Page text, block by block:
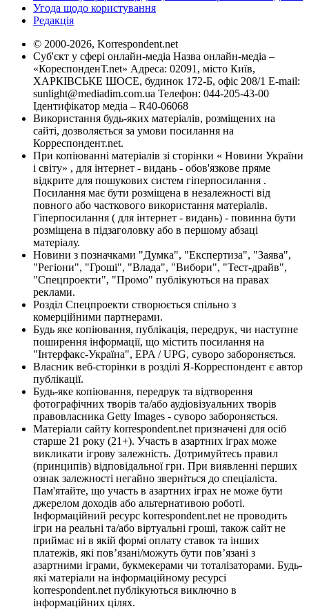
Угода щодо користування
Редакція
© 2000-2026, Korrespondent.net
Суб'єкт у сфері онлайн-медіа Назва онлайн-медіа –
«КореспонденТ.net» Адреса: 02091, місто Київ,
ХАРКІВСЬКЕ ШОСЕ, будинок 172-Б, офіс 208/1 E-mail:
sunlight@mediadim.com.ua Телефон: 044-205-43-00
Ідентифікатор медіа – R40-06068
Використання будь-яких матеріалів, розміщених на
сайті, дозволяється за умови посилання на
Корреспондент.net.
При копіюванні матеріалів зі сторінки « Новини України
і світу» , для інтернет - видань - обов'язкове пряме
відкрите для пошукових систем гіперпосилання .
Посилання має бути розміщена в незалежності від
повного або часткового використання матеріалів.
Гіперпосилання ( для інтернет - видань) - повинна бути
розміщена в підзаголовку або в першому абзаці
матеріалу.
Новини з позначками "Думка", "Експертиза", "Заява",
"Регіони", "Гроші", "Влада", "Вибори", "Тест-драйв",
"Спецпроекти", "Промо" публікуються на правах
реклами.
Розділ Спецпроекти створюється спільно з
комерційними партнерами.
Будь яке копіювання, публікація, передрук, чи наступне
поширення інформації, що містить посилання на
"Інтерфакс-Україна", EPA / UPG, суворо забороняється.
Власник веб-сторінки в розділі Я-Корреспондент є автор
публікації.
Будь-яке копіювання, передрук та відтворення
фотографічних творів та/або аудіовізуальних творів
правовласника Getty Images - суворо забороняється.
Матеріали сайту korrespondent.net призначені для осіб
старше 21 року (21+). Участь в азартних іграх може
викликати ігрову залежність. Дотримуйтесь правил
(принципів) відповідальної гри. При виявленні перших
ознак залежності негайно зверніться до спеціаліста.
Пам'ятайте, що участь в азартних іграх не може бути
джерелом доходів або альтернативою роботі.
Інформаційний ресурс korrespondent.net не проводить
ігри на реальні та/або віртуальні гроші, також сайт не
приймає ні в якій формі оплату ставок та інших
платежів, які пов’язані/можуть бути пов’язані з
азартними іграми, букмекерами чи тоталізаторами. Будь-
які матеріали на інформаційному ресурсі
korrespondent.net публікуються виключно в
інформаційних цілях.